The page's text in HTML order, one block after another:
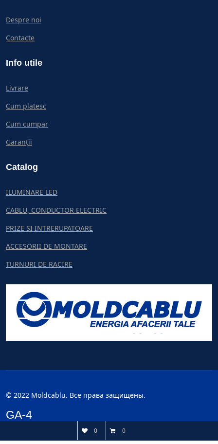
Despre noi
Contacte
Info utile
Livrare
Cum platesc
Cum cumpar
Garanții
Catalog
ILUMINARE LED
CABLU, CONDUCTOR ELECTRIC
PRIZE SI INTRERUPATOARE
ACCESORII DE MONTARE
TURNURI DE RACIRE
© 2022 Moldcablu. Все права защищены.
GA-4
0 0